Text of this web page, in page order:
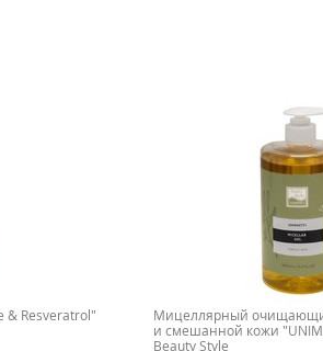
& Resveratrol"
Мицеллярный
и смешанной кожи
Beauty Style